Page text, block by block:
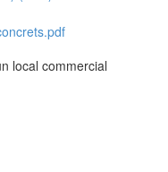
local commercial